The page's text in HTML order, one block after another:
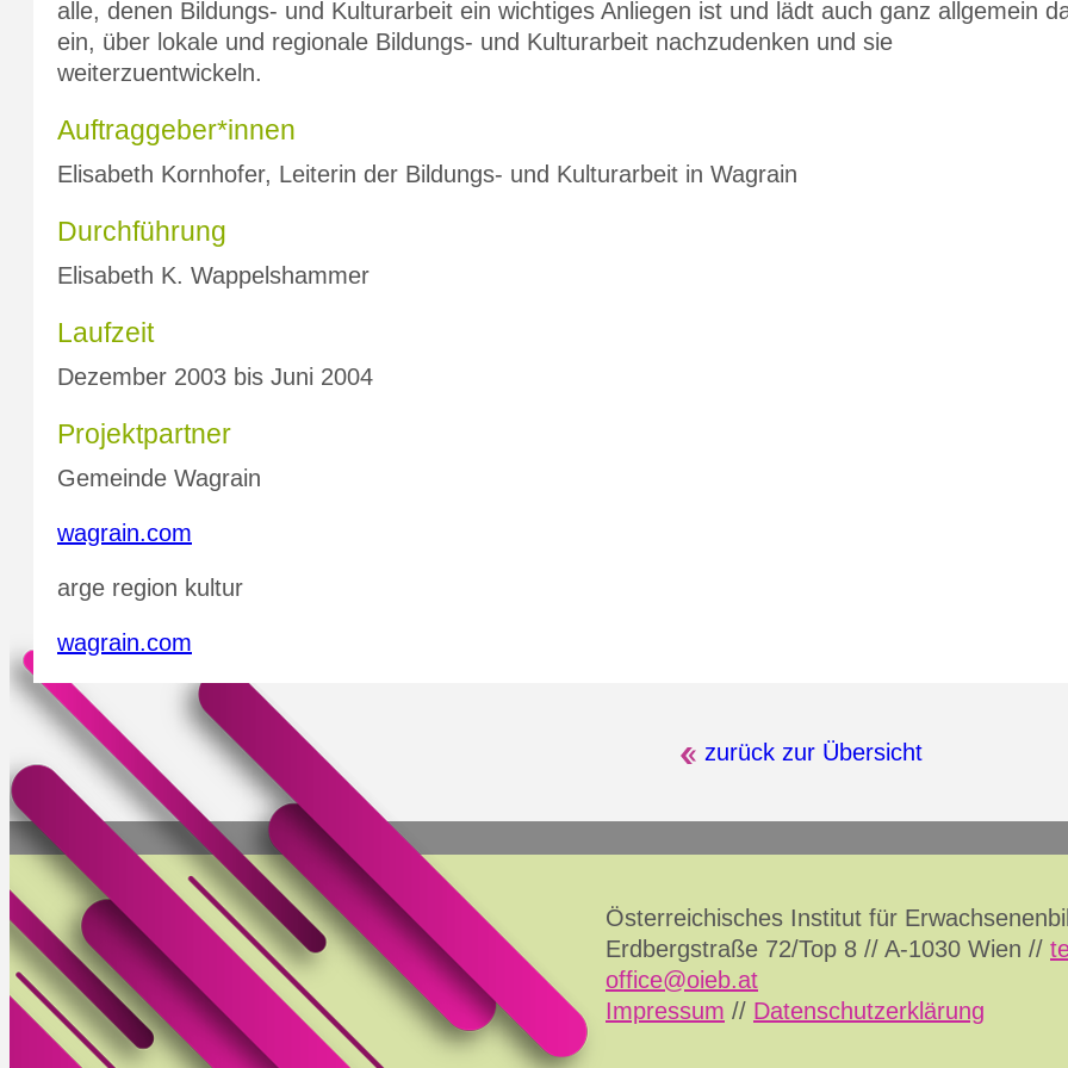
alle, denen Bildungs- und Kulturarbeit ein wichtiges Anliegen ist und lädt auch ganz allgemein
ein, über lokale und regionale Bildungs- und Kulturarbeit nachzudenken und sie
weiterzuentwickeln.
Auftraggeber*innen
Elisabeth Kornhofer, Leiterin der Bildungs- und Kulturarbeit in Wagrain
Durchführung
Elisabeth K. Wappelshammer
Laufzeit
Dezember 2003 bis Juni 2004
Projektpartner
Gemeinde Wagrain
wagrain.com
arge region kultur
wagrain.com
zurück zur Übersicht
Österreichisches Institut für
Erdbergstraße 72/Top 8 // A-1030 Wien //
office@oieb.at
Impressum // Datenschutzerklärung